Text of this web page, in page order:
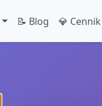
📝 Blog 💎 Cennik